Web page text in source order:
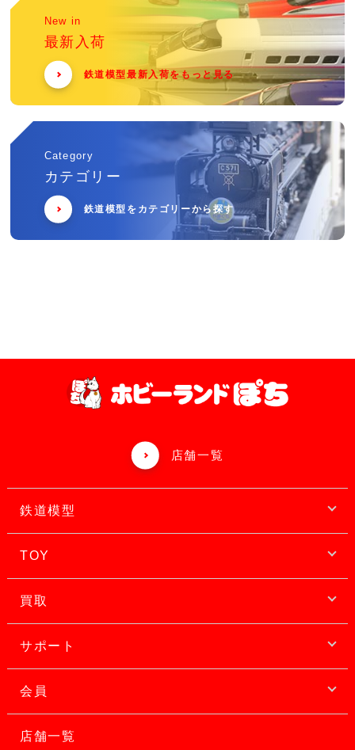
New in
最新入荷
鉄道模型最新入荷をもっと見る
Category
カテゴリー
鉄道模型をカテゴリーから探す
店舗一覧
鉄道模型
TOY
買取
サポート
会員
店舗一覧